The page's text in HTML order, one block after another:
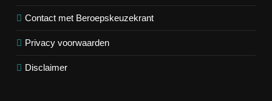
meer
LANDBOUW, NATUUR EN VISSERIJ
Contact met Beroepskeuzekrant
Privacy voorwaarden
Disclaimer